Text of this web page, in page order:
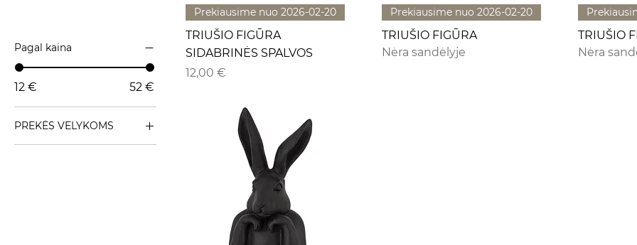
Pagal kaina
12 € 52 €
PREKĖS VELYKOMS
Statulėlės
Prekiausime nuo 2026-02-20
TRIUŠIO FIGŪRA
SIDABRINĖS SPALVOS
Kaina
12,00 €
Prekiausime nuo 2026-02-20
TRIUŠIO FIGŪRA
Nėra sandėlyje
TRIUŠIO
Nėra